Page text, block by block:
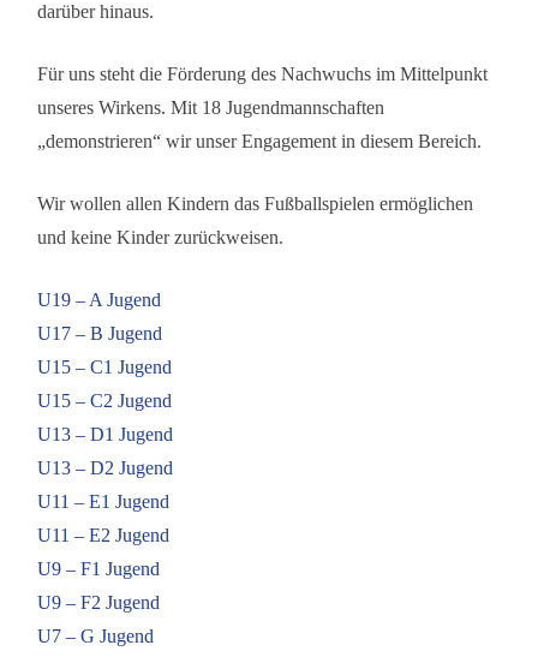
darüber hinaus.
Für uns steht die Förderung des Nachwuchs im Mittelpunkt
unseres Wirkens. Mit 18 Jugendmannschaften
„demonstrieren“ wir unser Engagement in diesem Bereich.
Wir wollen allen Kindern das Fußballspielen ermöglichen
und keine Kinder zurückweisen.
U19 – A Jugend
U17 – B Jugend
U15 – C1 Jugend
U15 – C2 Jugend
U13 – D1 Jugend
U13 – D2 Jugend
U11 – E1 Jugend
U11 – E2 Jugend
U9 – F1 Jugend
U9 – F2 Jugend
U7 – G Jugend